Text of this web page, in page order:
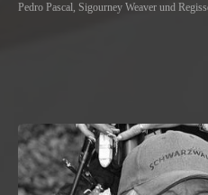
Pedro Pascal, Sigourney Weaver und